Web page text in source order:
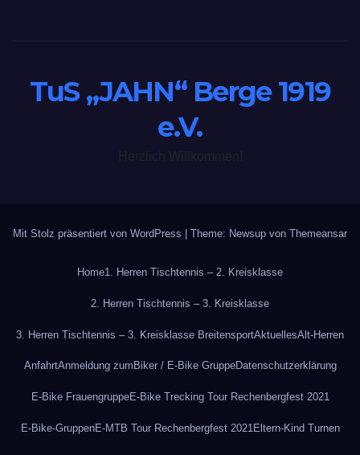
TuS „JAHN“ Berge 1919
e.V.
Mit Stolz präsentiert von WordPress | Theme: Newsup von Themeansar
Home1. Herren Tischtennis – 2. Kreisklasse
2. Herren Tischtennis – 3. Kreisklasse
3. Herren Tischtennis – 3. Kreisklasse BreitensportAktuellesAlt-Herren
AnfahrtAnmeldung zum Biker / E-Bike GruppeDatenschutzerklärung
E-Bike FrauengruppeE-Bike Trecking Tour Rechenbergfest 2021
E-Bike-GruppenE-MTB Tour Rechenbergfest 2021 Eltern-Kind Turnen